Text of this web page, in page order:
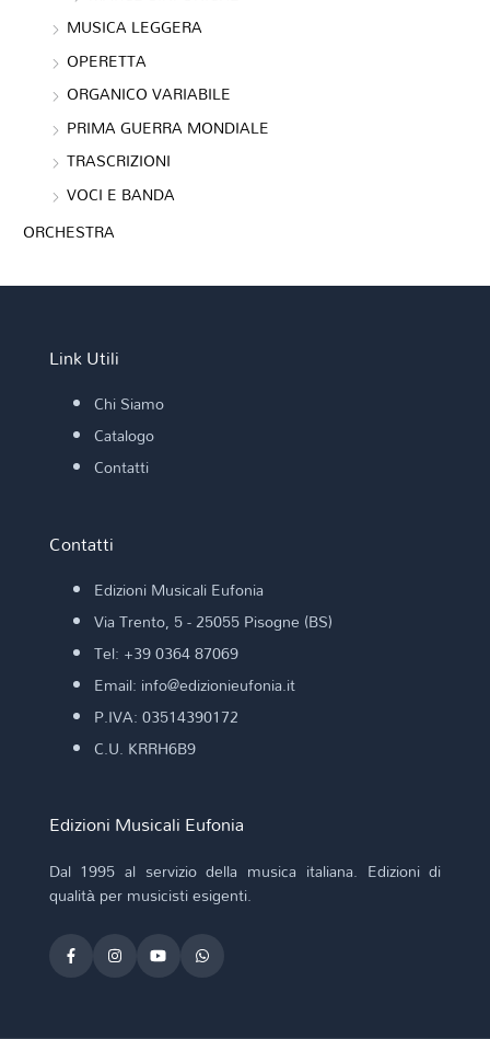
MUSICA LEGGERA
OPERETTA
ORGANICO VARIABILE
PRIMA GUERRA MONDIALE
TRASCRIZIONI
VOCI E BANDA
ORCHESTRA
Link Utili
Chi Siamo
Catalogo
Contatti
Contatti
Edizioni Musicali Eufonia
Via Trento, 5 - 25055 Pisogne (BS)
Tel: +39 0364 87069
Email: info@edizionieufonia.it
P.IVA: 03514390172
C.U. KRRH6B9
Edizioni Musicali Eufonia
Dal 1995 al servizio della musica italiana. Edizioni di
qualità per musicisti esigenti.